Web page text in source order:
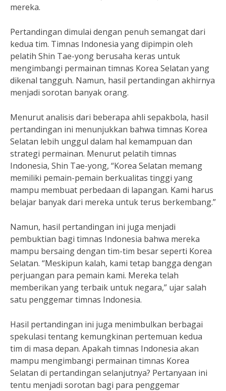
mereka.
Pertandingan dimulai dengan penuh semangat dari
kedua tim. Timnas Indonesia yang dipimpin oleh
pelatih Shin Tae-yong berusaha keras untuk
mengimbangi permainan timnas Korea Selatan yang
dikenal tangguh. Namun, hasil pertandingan akhirnya
menjadi sorotan banyak orang.
Menurut analisis dari beberapa ahli sepakbola, hasil
pertandingan ini menunjukkan bahwa timnas Korea
Selatan lebih unggul dalam hal kemampuan dan
strategi permainan. Menurut pelatih timnas
Indonesia, Shin Tae-yong, “Korea Selatan memang
memiliki pemain-pemain berkualitas tinggi yang
mampu membuat perbedaan di lapangan. Kami harus
belajar banyak dari mereka untuk terus berkembang.”
Namun, hasil pertandingan ini juga menjadi
pembuktian bagi timnas Indonesia bahwa mereka
mampu bersaing dengan tim-tim besar seperti Korea
Selatan. “Meskipun kalah, kami tetap bangga dengan
perjuangan para pemain kami. Mereka telah
memberikan yang terbaik untuk negara,” ujar salah
satu penggemar timnas Indonesia.
Hasil pertandingan ini juga menimbulkan berbagai
spekulasi tentang kemungkinan pertemuan kedua
tim di masa depan. Apakah timnas Indonesia akan
mampu mengimbangi permainan timnas Korea
Selatan di pertandingan selanjutnya? Pertanyaan ini
tentu menjadi sorotan bagi para penggemar